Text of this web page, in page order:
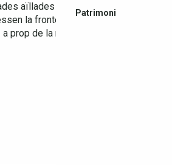
Patrimoni
aïllades o els senders de gran
la frontera espanyola, cada pas
prop de la natura preservada.